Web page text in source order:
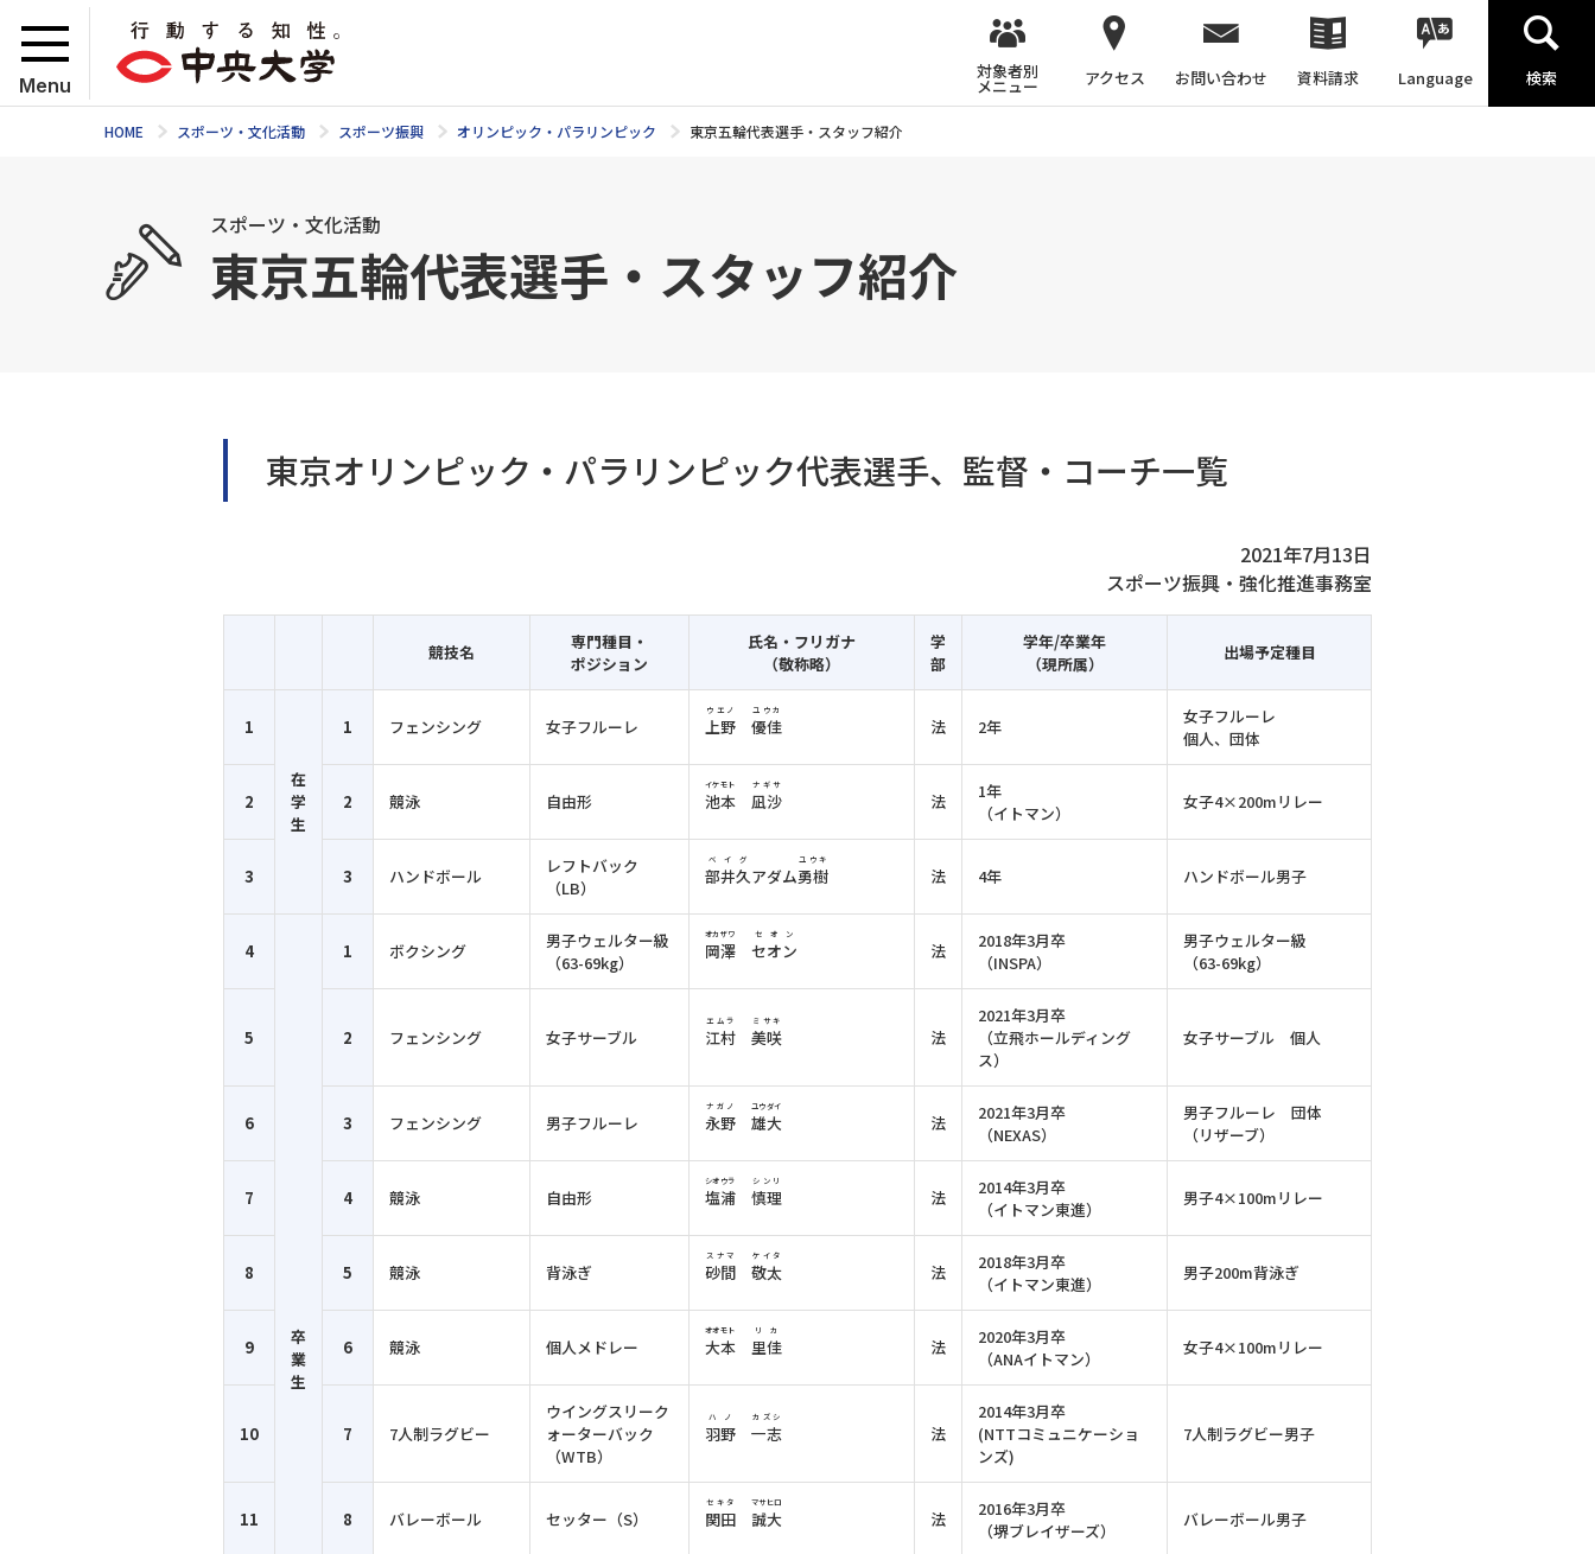
Menu
対象者別
メニュー アクセス お問い合わせ 資料請求 Language 検索
HOME スポーツ・文化活動 スポーツ振興 オリンピック・パラリンピック 東京五輪代表選手・スタッフ紹介
スポーツ・文化活動
東京五輪代表選手・スタッフ紹介
東京オリンピック・パラリンピック代表選手、監督・コーチ一覧
2021年7月13日
スポーツ振興・強化推進事務室
競技名
専門種目・
ポジション
氏名・フリガナ
（敬称略）
学
部
学年/卒業年
（現所属）
出場予定種目
1
在
学
生
1 フェンシング 女子フルーレ 上野
ウエノ
優佳
ユウカ
法 2年
女子フルーレ
個人、団体
2 2 競泳 自由形 池本
イケモト
凪沙
ナギサ
法
1年
（イトマン）
女子4×200mリレー
3 3 ハンドボール
レフトバック
（LB）
部井久
ベイグ
アダム勇樹
ユウキ
法 4年 ハンドボール男子
4
卒
業
生
1 ボクシング
男子ウェルター級
（63-69kg）
岡澤
オカザワ
セオン
セオン
法
2018年3月卒
（INSPA）
男子ウェルター級
（63-69kg）
5 2 フェンシング 女子サーブル 江村
エムラ
美咲
ミサキ
法
2021年3月卒
（立飛ホールディング
ス）
女子サーブル 個人
6 3 フェンシング 男子フルーレ 永野
ナガノ
雄大
ユウダイ
法
2021年3月卒
（NEXAS）
男子フルーレ 団体
（リザーブ）
7 4 競泳 自由形 塩浦
シオウラ
慎理
シンリ
法
2014年3月卒
（イトマン東進）
男子4×100mリレー
8 5 競泳 背泳ぎ 砂間
スナマ
敬太
ケイタ
法
2018年3月卒
（イトマン東進）
男子200m背泳ぎ
9 6 競泳 個人メドレー 大本
オオモト
里佳
リカ
法
2020年3月卒
（ANAイトマン）
女子4×100mリレー
10 7 7人制ラグビー
ウイングスリーク
ォーターバック
（WTB）
羽野
ハノ
一志
カズシ
法
2014年3月卒
(NTTコミュニケーショ
ンズ)
7人制ラグビー男子
11 8 バレーボール セッター（S） 関田
セキタ
誠大
マサヒロ
法
2016年3月卒
（堺ブレイザーズ）
バレーボール男子